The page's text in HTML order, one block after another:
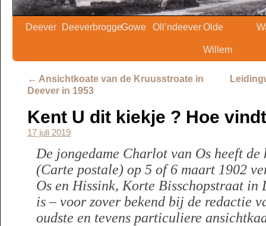
Deever DeeverbroggeGowe Oll’ndeeverOlde
Willem
← Ansichtkoate van de Kruusstroate in
Deever in 1953
Kent U dit kiekje ? Hoe
17 juli 2019
De jongedame Charlot van Os heeft
(Carte postale) op 5 of 6 maart 1902
Os en Hissink, Korte Bisschopstraat in
is – voor zover bekend bij de redactie
oudste en tevens particuliere